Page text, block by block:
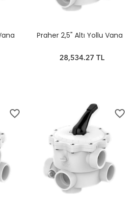
Praher 2,5" Altı Yollu Vana
28,534.27 TL
favorite_border favorite_border